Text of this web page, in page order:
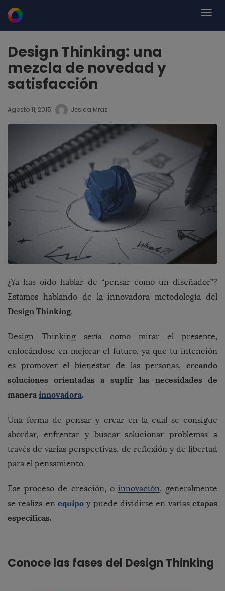
Design Thinking: una
mezcla de novedad y
satisfacción
Agosto 11, 2015 Jesica Mraz
¿Ya has oído hablar de “pensar como un diseñador”?
Estamos hablando de la innovadora metodología del
Design Thinking.
Design Thinking sería como mirar el presente,
enfocándose en mejorar el futuro, ya que tu intención
es promover el bienestar de las personas, creando
soluciones orientadas a suplir las necesidades de
manera innovadora.
Una forma de pensar y crear en la cual se consigue
abordar, enfrentar y buscar solucionar problemas a
través de varias perspectivas, de reflexión y de libertad
para el pensamiento.
Ese proceso de creación, o innovación, generalmente
se realiza en equipo y puede dividirse en varias etapas
específicas.
Conoce las fases del Design Thinking